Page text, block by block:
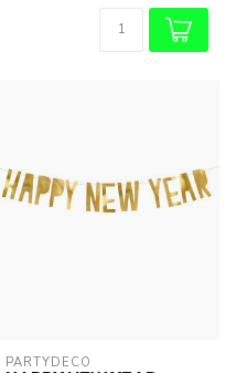
PARTYDECO